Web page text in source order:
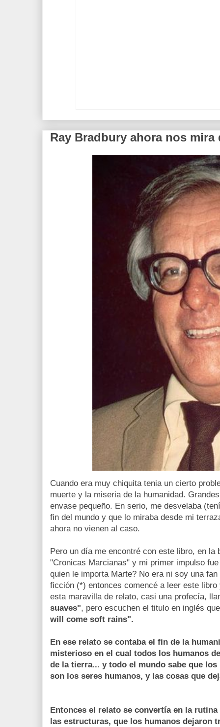
Ray Bradbury ahora nos mira
Cuando era muy chiquita tenia un cierto
muerte y la miseria de la humanidad.
envase pequeño. En serio, me desvelaba
fin del mundo y que lo miraba desde mi
ahora no vienen al caso.
Pero un día me encontré con este libro, en la
"Cronicas Marcianas" y mi primer impulso
quien le importa Marte? No era ni soy una
ficción (*) entonces comencé a leer este
esta maravilla de relato, casi una profecía,
suaves", pero escuchen el titulo en inglés
will come soft rains".
En ese relato se contaba el fin de la
misterioso en el cual todos los humanos
de la tierra... y todo el mundo sabe que
son los seres humanos, y las cosas que
Entonces el relato se convertía en la
las estructuras, que los humanos dejaron